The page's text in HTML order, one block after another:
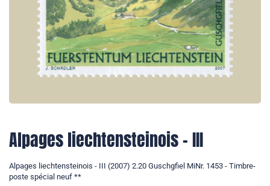
Alpages liechtensteinois - III
Alpages liechtensteinois - III (2007) 2.20 Guschgfiel MiNr. 1453 - Timbre-
poste spécial neuf **